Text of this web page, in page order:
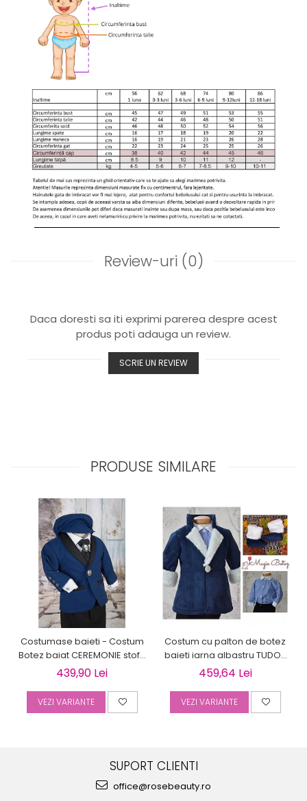
Review-uri (0)
Daca doresti sa iti exprimi parerea despre acest
produs poti adauga un review.
SCRIE UN REVIEW
PRODUSE SIMILARE
Costumase baieti - Costum
Botez baiat CEREMONIE stofa
albastra, 6 piese
439,90 Lei
VEZI VARIANTE
Costum cu palton de botez
baieti iarna albastru TUDOR
cu cojocel 4 piese
459,64 Lei
VEZI VARIANTE
SUPORT CLIENTI
office@rosebeauty.ro